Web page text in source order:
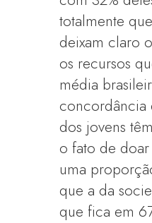
totalmente
deixam claro
os recursos
média
dos jovens
o fato de
uma
que a da
que fica em